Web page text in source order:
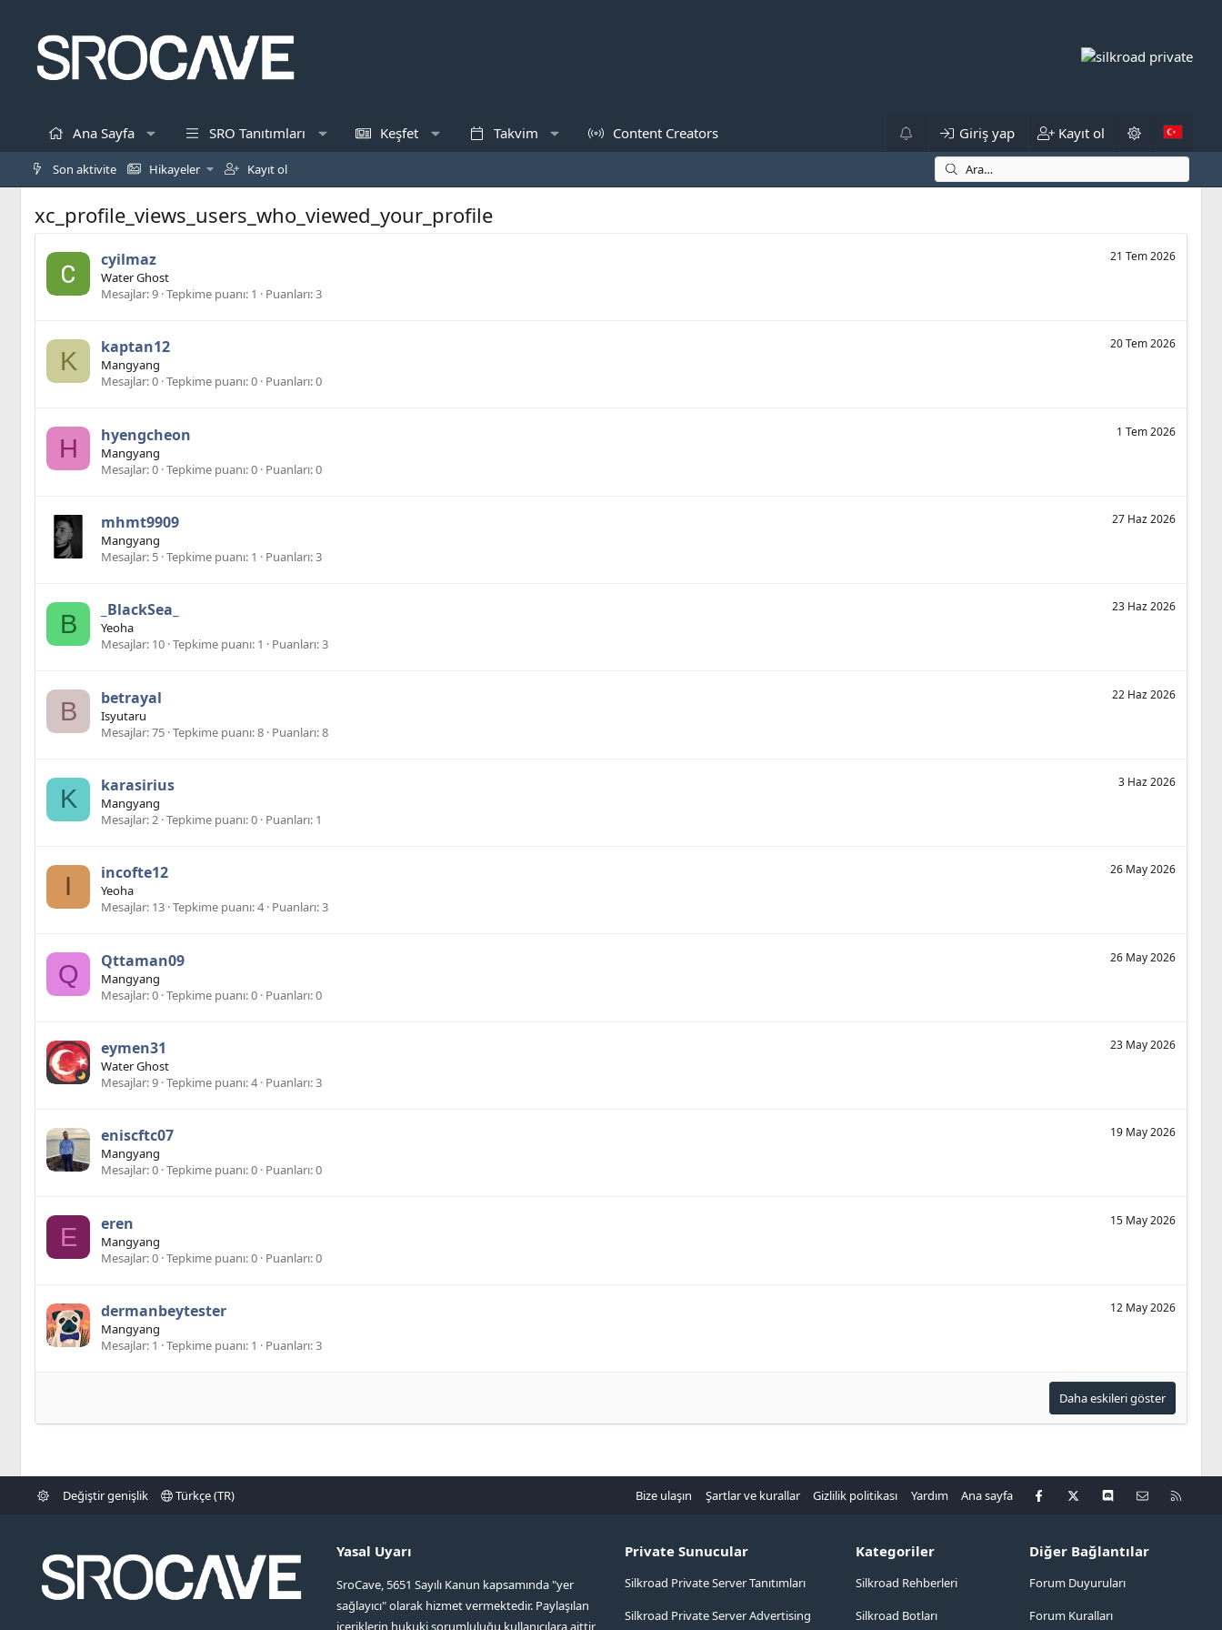
Ana Sayfa SRO Tanıtımları Keşfet Takvim Content Creators Giriş yap Kayıt ol
Son aktivite Hikayeler Kayıt ol
xc_profile_views_users_who_viewed_your_profile
21 Tem 2026
cyilmaz
Water Ghost
Mesajlar 9 Tepkime puanı 1 Puanları 3
K
20 Tem 2026
kaptan12
Mangyang
Mesajlar 0 Tepkime puanı 0 Puanları 0
H
1 Tem 2026
hyengcheon
Mangyang
Mesajlar 0 Tepkime puanı 0 Puanları 0
27 Haz 2026
mhmt9909
Mangyang
Mesajlar 5 Tepkime puanı 1 Puanları 3
B
23 Haz 2026
_BlackSea_
Yeoha
Mesajlar 10 Tepkime puanı 1 Puanları 3
B
22 Haz 2026
betrayal
Isyutaru
Mesajlar 75 Tepkime puanı 8 Puanları 8
K
3 Haz 2026
karasirius
Mangyang
Mesajlar 2 Tepkime puanı 0 Puanları 1
I
26 May 2026
incofte12
Yeoha
Mesajlar 13 Tepkime puanı 4 Puanları 3
Q
26 May 2026
Qttaman09
Mangyang
Mesajlar 0 Tepkime puanı 0 Puanları 0
23 May 2026
eymen31
Water Ghost
Mesajlar 9 Tepkime puanı 4 Puanları 3
19 May 2026
eniscftc07
Mangyang
Mesajlar 0 Tepkime puanı 0 Puanları 0
E
15 May 2026
eren
Mangyang
Mesajlar 0 Tepkime puanı 0 Puanları 0
12 May 2026
dermanbeytester
Mangyang
Mesajlar 1 Tepkime puanı 1 Puanları 3
Daha eskileri göster
Değiştir genişlik Türkçe (TR) Bize ulaşın Şartlar ve kurallar Gizlilik politikası Yardım Ana sayfa Facebook
X Discord Bize ulaşın
Yasal Uyarı
SroCave, 5651 Sayılı Kanun kapsamında "yer
sağlayıcı" olarak hizmet vermektedir. Paylaşılan
içeriklerin hukuki sorumluluğu kullanıcılara aittir
Private Sunucular
Silkroad Private Server Tanıtımları
Silkroad Private Server Advertising
Kategoriler
Silkroad Rehberleri
Silkroad Botları
Diğer Bağlantılar
Forum Duyuruları
Forum Kuralları